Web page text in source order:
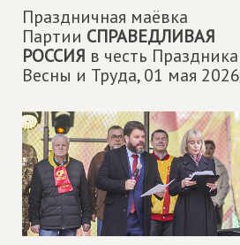
Праздничная маëвка
Партии СПРАВЕДЛИВАЯ
РОССИЯ в честь Праздника
Весны и Труда,01 мая 2026